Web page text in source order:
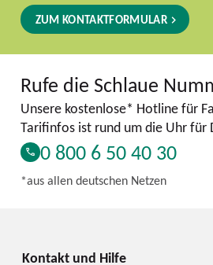
ZUM KONTAKTFORMULAR
Rufe die Schlaue
Unsere kostenlose* Hotline für
Tarifinfos ist rund um die Uhr für
0 800 6 50 40 30
*aus allen deutschen Netzen